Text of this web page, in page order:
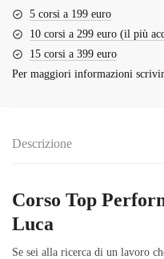
5 corsi a 199 euro
10 corsi a 299 euro (il più
15 corsi a 399 euro
Per maggiori informazioni
Descrizione
Corso Top
Luca
Se sei alla ricerca di un lavoro